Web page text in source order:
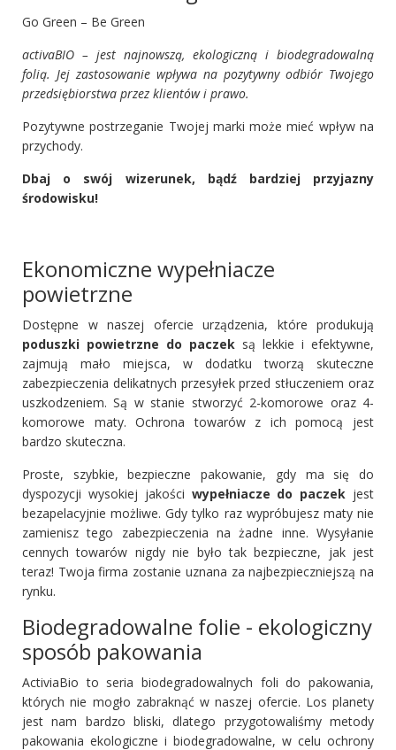
Go Green – Be Green
activaBIO – jest najnowszą, ekologiczną i biodegradowalną
folią. Jej zastosowanie wpływa na pozytywny odbiór Twojego
przedsiębiorstwa przez klientów i prawo.
Pozytywne postrzeganie Twojej marki może mieć wpływ na
przychody.
Dbaj o swój wizerunek, bądź bardziej przyjazny
środowisku!
Ekonomiczne wypełniacze
powietrzne
Dostępne w naszej ofercie urządzenia, które produkują
poduszki powietrzne do paczek są lekkie i efektywne,
zajmują mało miejsca, w dodatku tworzą skuteczne
zabezpieczenia delikatnych przesyłek przed stłuczeniem oraz
uszkodzeniem. Są w stanie stworzyć 2-komorowe oraz 4-
komorowe maty. Ochrona towarów z ich pomocą jest
bardzo skuteczna.
Proste, szybkie, bezpieczne pakowanie, gdy ma się do
dyspozycji wysokiej jakości wypełniacze do paczek jest
bezapelacyjnie możliwe. Gdy tylko raz wypróbujesz maty nie
zamienisz tego zabezpieczenia na żadne inne. Wysyłanie
cennych towarów nigdy nie było tak bezpieczne, jak jest
teraz! Twoja firma zostanie uznana za najbezpieczniejszą na
rynku.
Biodegradowalne folie - ekologiczny
sposób pakowania
ActiviaBio to seria biodegradowalnych foli do pakowania,
których nie mogło zabraknąć w naszej ofercie. Los planety
jest nam bardzo bliski, dlatego przygotowaliśmy metody
pakowania ekologiczne i biodegradowalne, w celu ochrony